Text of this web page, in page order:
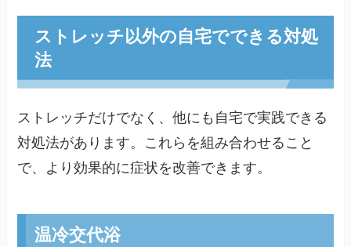
ストレッチ以外の自宅でできる対処
法
ストレッチだけでなく、他にも自宅で実践できる
対処法があります。これらを組み合わせること
で、より効果的に症状を改善できます。
温冷交代浴